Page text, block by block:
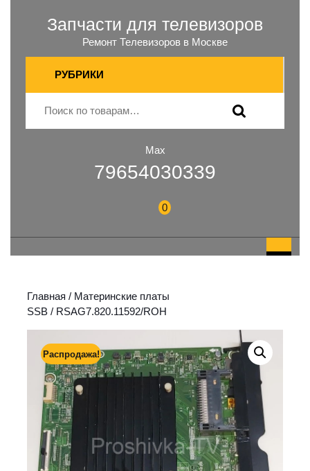
Запчасти для телевизоров
Ремонт Телевизоров в Москве
РУБРИКИ
Max
79654030339
0
Главная / Материнские платы
SSB / RSAG7.820.11592/ROH
Распродажа!